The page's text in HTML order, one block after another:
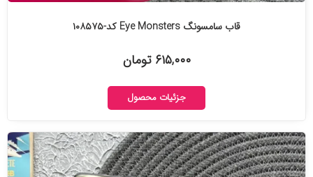
قاب سامسونگ Eye Monsters کد-۱۰۸۵۷۵
۶۱۵,۰۰۰ تومان
جزئیات محصول